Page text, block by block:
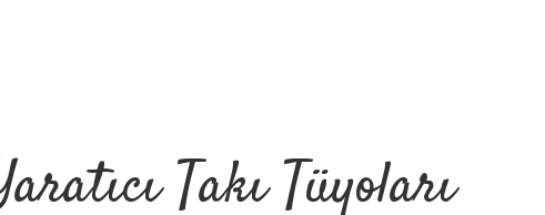
Takı Tüyoları